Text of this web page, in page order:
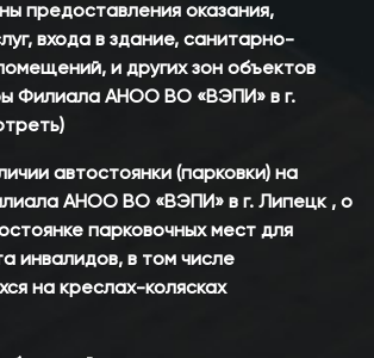
предоставления оказания,
входа в здание, санитарно-
и других зон объектов
Филиала АНОО ВО «ВЭПИ» в г.
автостоянки (парковки) на
АНОО ВО «ВЭПИ» в г. Липецк , о
парковочных мест для
инвалидов, в том числе
на креслах-колясках